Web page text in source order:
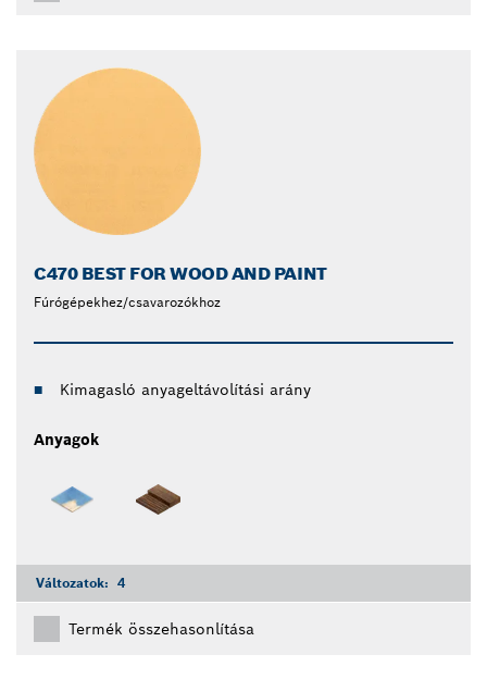
C470 BEST FOR WOOD AND PAINT
Fúrógépekhez/csavarozókhoz
Kimagasló anyageltávolítási arány
Anyagok
Változatok: 4
Termék összehasonlítása